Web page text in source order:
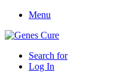
Menu
Search for
Log In